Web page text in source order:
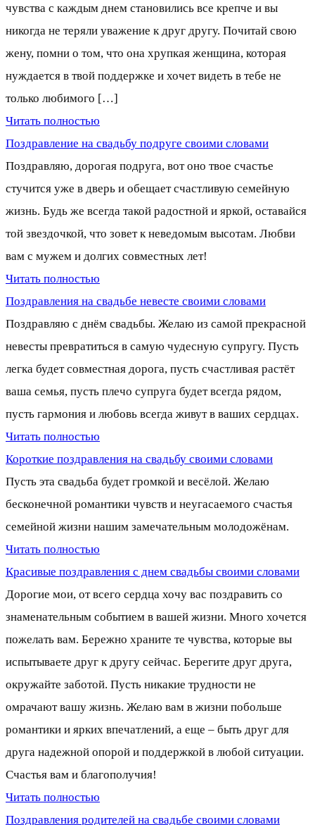
чувства с каждым днем становились все крепче и вы
никогда не теряли уважение к друг другу. Почитай свою
жену, помни о том, что она хрупкая женщина, которая
нуждается в твой поддержке и хочет видеть в тебе не
только любимого […]
Читать полностью
Поздравление на свадьбу подруге своими словами
Поздравляю, дорогая подруга, вот оно твое счастье
стучится уже в дверь и обещает счастливую семейную
жизнь. Будь же всегда такой радостной и яркой, оставайся
той звездочкой, что зовет к неведомым высотам. Любви
вам с мужем и долгих совместных лет!
Читать полностью
Поздравления на свадьбе невесте своими словами
Поздравляю с днём свадьбы. Желаю из самой прекрасной
невесты превратиться в самую чудесную супругу. Пусть
легка будет совместная дорога, пусть счастливая растёт
ваша семья, пусть плечо супруга будет всегда рядом,
пусть гармония и любовь всегда живут в ваших сердцах.
Читать полностью
Короткие поздравления на свадьбу своими словами
Пусть эта свадьба будет громкой и весёлой. Желаю
бесконечной романтики чувств и неугасаемого счастья
семейной жизни нашим замечательным молодожёнам.
Читать полностью
Красивые поздравления с днем свадьбы своими словами
Дорогие мои, от всего сердца хочу вас поздравить со
знаменательным событием в вашей жизни. Много хочется
пожелать вам. Бережно храните те чувства, которые вы
испытываете друг к другу сейчас. Берегите друг друга,
окружайте заботой. Пусть никакие трудности не
омрачают вашу жизнь. Желаю вам в жизни побольше
романтики и ярких впечатлений, а еще – быть друг для
друга надежной опорой и поддержкой в любой ситуации.
Счастья вам и благополучия!
Читать полностью
Поздравления родителей на свадьбе своими словами